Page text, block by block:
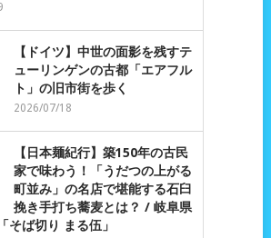
【ドイツ】中世の面影を残すテ
ューリンゲンの古都「エアフル
ト」の旧市街を歩く
2026/07/18
【日本麺紀行】築150年の古民
家で味わう！「うだつの上がる
町並み」の名店で堪能する石臼
挽き手打ち蕎麦とは？ / 岐阜県
そば切り まる伍」